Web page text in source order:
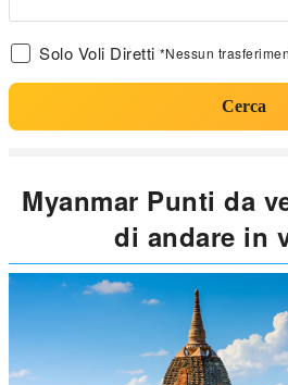
Solo Voli Diretti *Nessun
Cerca
Myanmar Punti da
di andare in